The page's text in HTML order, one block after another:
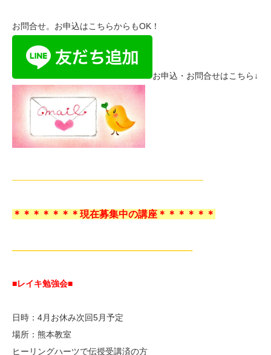
お問合せ。お申込はこちらからもOK！
お申込・お問合せはこちら↓
——————————————————————–
＊＊＊＊＊＊＊現在募集中の講座＊＊＊＊＊＊
—————————————————————-
■レイキ勉強会■
日時：4月お休み次回5月予定
場所：熊本教室
ヒーリングハーツで伝授受講済の方